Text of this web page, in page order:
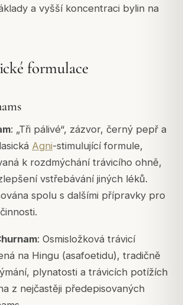
a vyšší koncentraci bylin na
formulace
: „Tři pálivé“, zázvor, černý pepř a
Agni-stimulující formule,
k rozdmýchání trávicího ohně,
vstřebávání jiných léků.
spolu s dalšími přípravky pro
: Osmisložková trávicí
na Hingu (asafoetidu), tradičně
plynatosti a trávicích potížích
z nejčastěji předepisovaných